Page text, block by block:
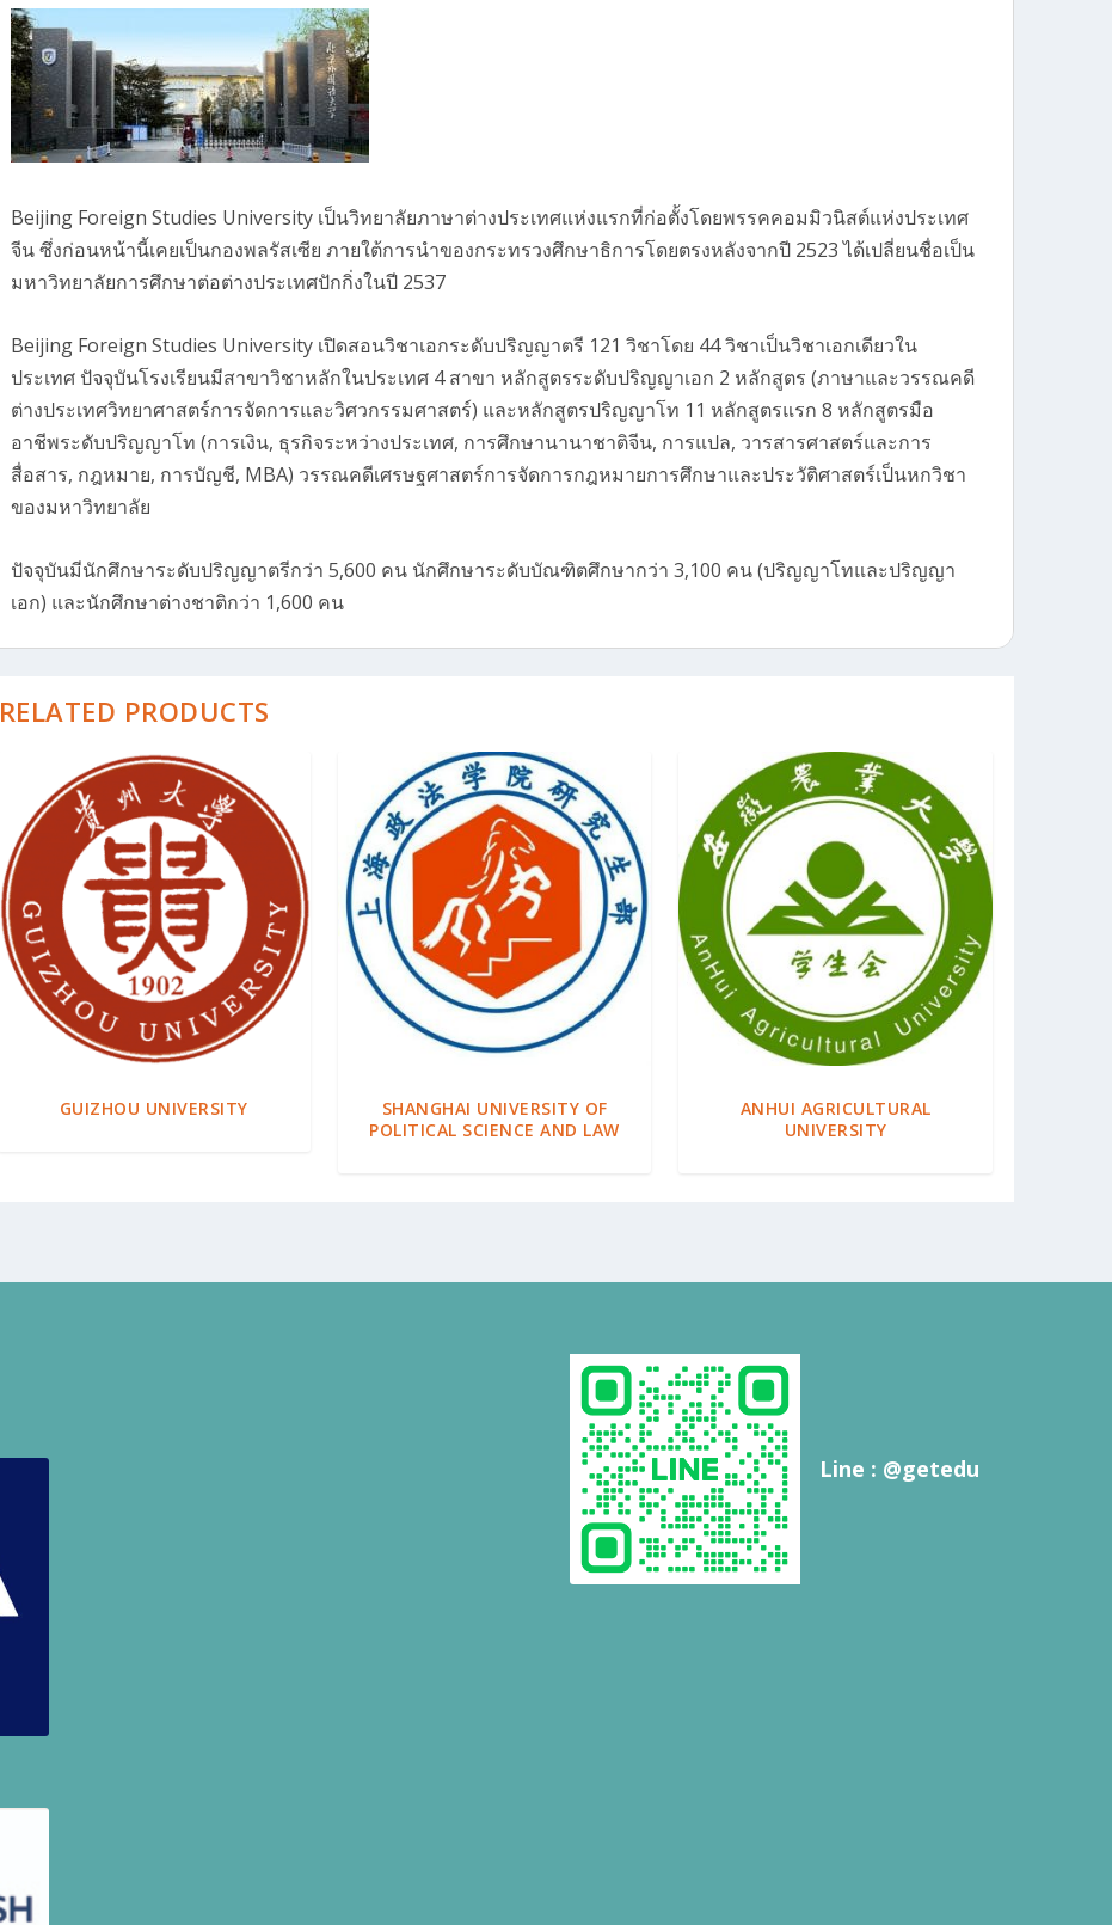
Beijing Foreign Studies University เป็นวิทยาลัยภาษาต่างประเทศแห่งแรกที่ก่อตั้งโดยพรรคคอมมิวนิสต์แห่งประเทศ
จีน ซึ่งก่อนหน้านี้เคยเป็นกองพลรัสเซีย ภายใต้การนำของกระทรวงศึกษาธิการโดยตรงหลังจากปี 2523 ได้เปลี่ยนชื่อเป็น
มหาวิทยาลัยการศึกษาต่อต่างประเทศปักกิ่งในปี 2537
Beijing Foreign Studies University เปิดสอนวิชาเอกระดับปริญญาตรี 121 วิชาโดย 44 วิชาเป็นวิชาเอกเดียวใน
ประเทศ ปัจจุบันโรงเรียนมีสาขาวิชาหลักในประเทศ 4 สาขา หลักสูตรระดับปริญญาเอก 2 หลักสูตร (ภาษาและวรรณคดี
ต่างประเทศวิทยาศาสตร์การจัดการและวิศวกรรมศาสตร์) และหลักสูตรปริญญาโท 11 หลักสูตรแรก 8 หลักสูตรมือ
อาชีพระดับปริญญาโท (การเงิน, ธุรกิจระหว่างประเทศ, การศึกษานานาชาติจีน, การแปล, วารสารศาสตร์และการ
สื่อสาร, กฎหมาย, การบัญชี, MBA) วรรณคดีเศรษฐศาสตร์การจัดการกฎหมายการศึกษาและประวัติศาสตร์เป็นหกวิชา
ของมหาวิทยาลัย
ปัจจุบันมีนักศึกษาระดับปริญญาตรีกว่า 5,600 คน นักศึกษาระดับบัณฑิตศึกษากว่า 3,100 คน (ปริญญาโทและปริญญา
เอก) และนักศึกษาต่างชาติกว่า 1,600 คน
RELATED PRODUCTS
GUIZHOU UNIVERSITY
SHANGHAI UNIVERSITY OF
POLITICAL SCIENCE AND LAW
ANHUI AGRICULTURAL
UNIVERSITY
Line : @getedu